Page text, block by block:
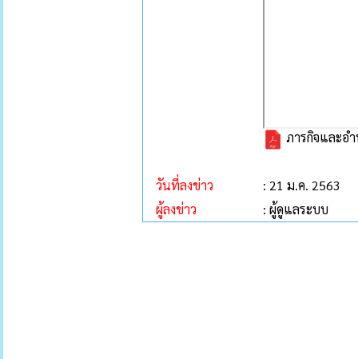
ภารกิจและอ
วันที่ลงข่าว
: 21 ม.ค. 2563
ผู้ลงข่าว
: ผู้ดูแลระบบ